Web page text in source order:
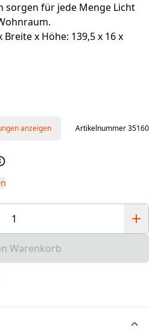
sorgen für jede Menge Licht
Breite x Höhe: 139,5 x 16 x
anzeigen Artikelnummer 35160
Warenkorb